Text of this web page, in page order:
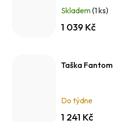
Skladem(1 ks)
1 039 Kč
Taška Fantom
Do týdne
1 241 Kč